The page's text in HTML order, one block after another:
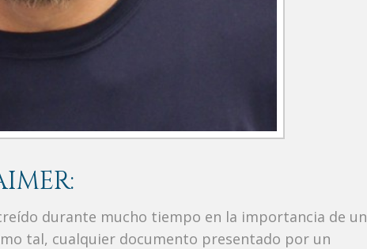
durante mucho tiempo en la importancia de un
tal, cualquier documento presentado por un